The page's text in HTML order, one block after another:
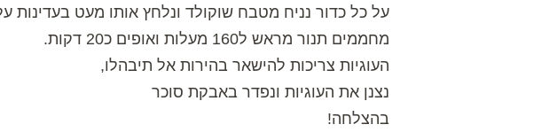
על כל כדור נניח מטבח שוקולד ונלחץ אותו מעט בעדינות
מחממים תנור מראש ל160 מעלות ואופים כ20 דקות.
העוגיות צריכות להישאר בהירות אל תיבהלו,
נצנן את העוגיות ונפדר באבקת סוכר
בהצלחה!